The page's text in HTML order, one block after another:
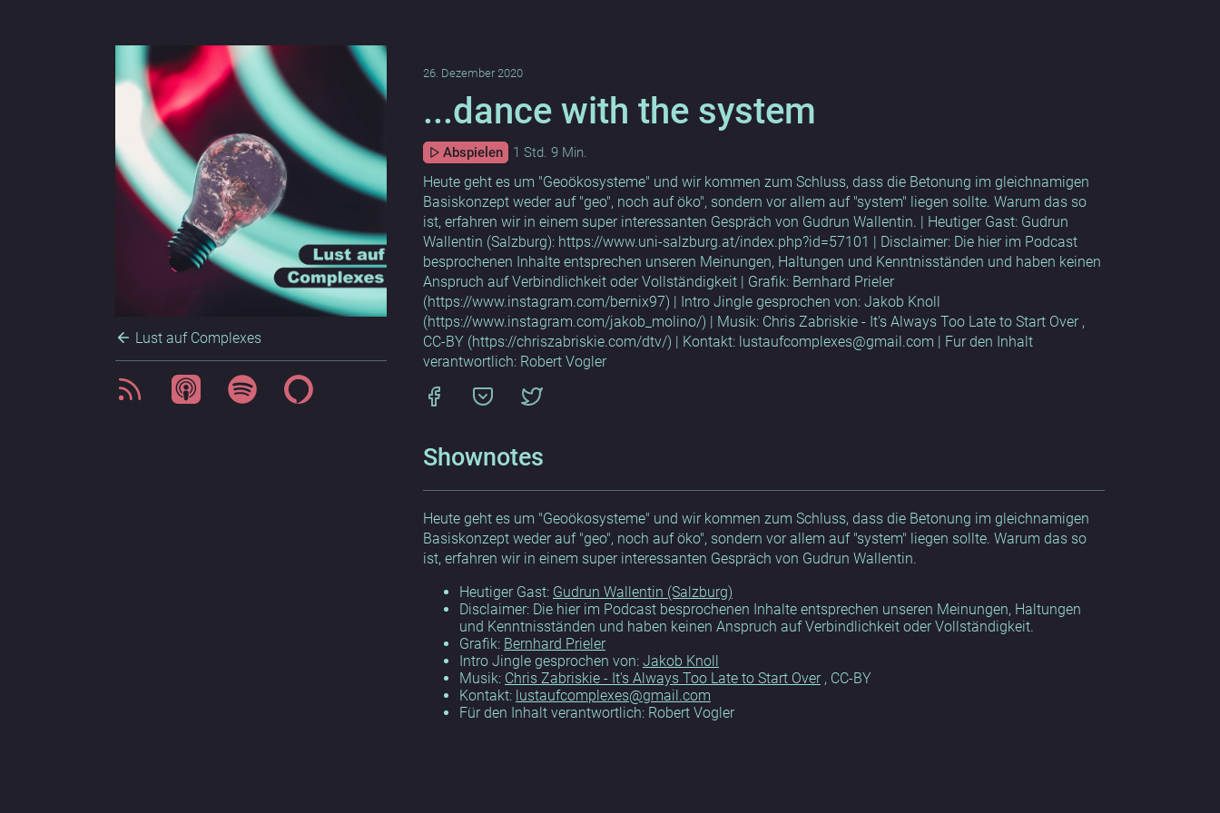
Lust auf Complexes
26. Dezember 2020
...dance with the system
Abspielen 1 Std. 9 Min.
Heute geht es um "Geoökosysteme" und wir kommen zum Schluss, dass die Betonung im gleichnamigen
Basiskonzept weder auf "geo", noch auf öko", sondern vor allem auf "system" liegen sollte. Warum das so
ist, erfahren wir in einem super interessanten Gespräch von Gudrun Wallentin. | Heutiger Gast: Gudrun
Wallentin (Salzburg): https://www.uni-salzburg.at/index.php?id=57101 | Disclaimer: Die hier im Podcast
besprochenen Inhalte entsprechen unseren Meinungen, Haltungen und Kenntnisständen und haben keinen
Anspruch auf Verbindlichkeit oder Vollständigkeit | Grafik: Bernhard Prieler
(https://www.instagram.com/bernix97) | Intro Jingle gesprochen von: Jakob Knoll
(https://www.instagram.com/jakob_molino/) | Musik: Chris Zabriskie - It's Always Too Late to Start Over ,
CC-BY (https://chriszabriskie.com/dtv/) | Kontakt: lustaufcomplexes@gmail.com | Fur den Inhalt
verantwortlich: Robert Vogler
Shownotes
Heute geht es um "Geoökosysteme" und wir kommen zum Schluss, dass die Betonung im gleichnamigen
Basiskonzept weder auf "geo", noch auf öko", sondern vor allem auf "system" liegen sollte. Warum das so
ist, erfahren wir in einem super interessanten Gespräch von Gudrun Wallentin.
Heutiger Gast: Gudrun Wallentin (Salzburg)
Disclaimer: Die hier im Podcast besprochenen Inhalte entsprechen unseren Meinungen, Haltungen
und Kenntnisständen und haben keinen Anspruch auf Verbindlichkeit oder Vollständigkeit.
Grafik: Bernhard Prieler
Intro Jingle gesprochen von: Jakob Knoll
Musik: Chris Zabriskie - It's Always Too Late to Start Over, CC-BY
Kontakt: lustaufcomplexes@gmail.com
Für den Inhalt verantwortlich: Robert Vogler